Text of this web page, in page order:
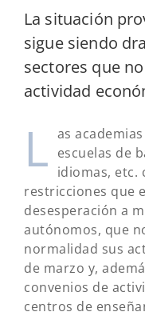
La situación
sigue siendo
sectores que
actividad
L as
escuelas de
idiomas, etc.
restricciones que
desesperación a
autónomos, que
normalidad sus
de marzo y,
convenios de
centros de